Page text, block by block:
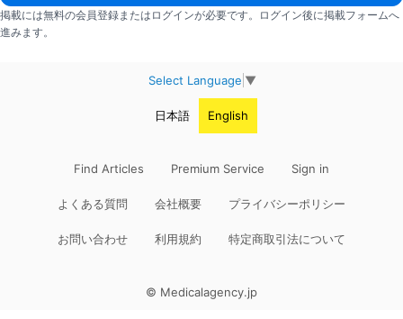
掲載には無料の会員登録またはログインが必要です。ログイン後に掲載フォームへ
進みます。
Select Language ▼
日本語 English
Find Articles Premium Service Sign in
よくある質問 会社概要 プライバシーポリシー
お問い合わせ 利用規約 特定商取引法について
© Medicalagency.jp